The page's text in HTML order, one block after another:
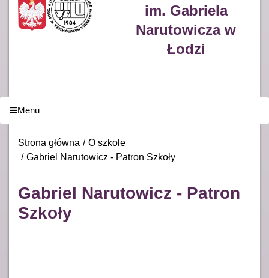
im. Gabriela
Narutowicza w
Łodzi
Menu
Strona główna
O szkole
Gabriel Narutowicz - Patron Szkoły
Gabriel Narutowicz - Patron
Szkoły